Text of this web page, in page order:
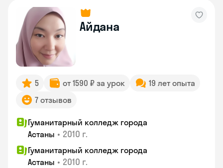
Айдана
5 от 1590 ₽ за урок
19 лет опыта
7 отзывов
Гуманитарный колледж города
Астаны • 2010 г.
Гуманитарный колледж города
Астаны • 2010 г.